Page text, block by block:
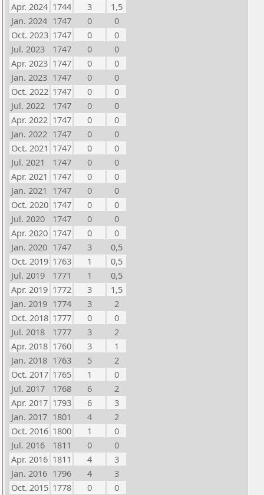
Apr. 2024 1744 3
1,5
Jan. 2024 1747 0
0
Oct. 2023 1747 0
0
Jul. 2023
1747 0
0
Apr. 2023 1747 0
0
Jan. 2023 1747 0
0
Oct. 2022 1747 0
0
Jul. 2022
1747 0
0
Apr. 2022 1747 0
0
Jan. 2022 1747 0
0
Oct. 2021 1747 0
0
Jul. 2021
1747 0
0
Apr. 2021 1747 0
0
Jan. 2021 1747 0
0
Oct. 2020 1747 0
0
Jul. 2020
1747 0
0
Apr. 2020 1747 0
0
Jan. 2020 1747 3
0,5
Oct. 2019 1763 1
0,5
Jul. 2019
1771 1
0,5
Apr. 2019 1772 3
1,5
Jan. 2019 1774 3
2
Oct. 2018 1777 0
0
Jul. 2018
1777 3
2
Apr. 2018 1760 3
1
Jan. 2018 1763 5
2
Oct. 2017 1765 1
0
Jul. 2017
1768 6
2
Apr. 2017 1793 6
3
Jan. 2017 1801 4
2
Oct. 2016 1800 1
0
Jul. 2016
1811 0
0
Apr. 2016 1811 4
3
Jan. 2016 1796 4
3
Oct. 2015 1778 0
0